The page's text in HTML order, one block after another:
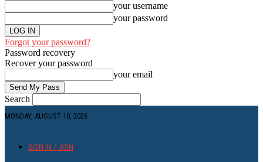
your username
your password
Forgot your password?
Password recovery
Recover your password
your email
Search
MONDAY, AUGUST 10, 2026
SIGN IN / JOIN